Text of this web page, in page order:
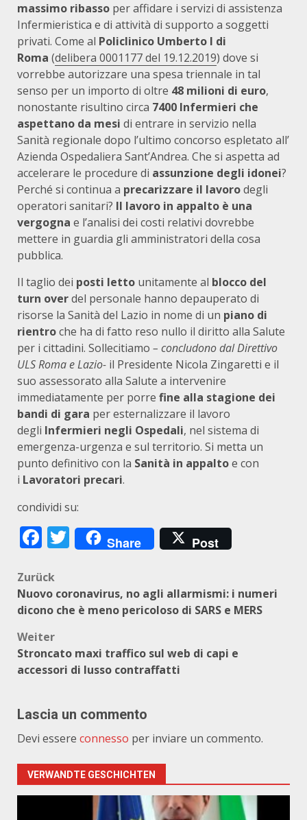
massimo ribasso per affidare i servizi di assistenza
Infermieristica e di attività di supporto a soggetti
privati. Come al Policlinico Umberto I di
Roma (delibera 0001177 del 19.12.2019) dove si
vorrebbe autorizzare una spesa triennale in tal
senso per un importo di oltre 48 milioni di euro,
nonostante risultino circa 7400 Infermieri che
aspettano da mesi di entrare in servizio nella
Sanità regionale dopo l’ultimo concorso espletato all’
Azienda Ospedaliera Sant’Andrea. Che si aspetta ad
accelerare le procedure di assunzione degli idonei?
Perché si continua a precarizzare il lavorodegli
operatori sanitari? Il lavoro in appalto è una
vergogna e l’analisi dei costi relativi dovrebbe
mettere in guardia gli amministratori della cosa
pubblica.
Il taglio dei posti letto unitamente al blocco del
turn overdel personale hanno depauperato di
risorse la Sanità del Lazio in nome di un piano di
rientroche ha di fatto reso nullo il diritto alla Salute
per i cittadini. Sollecitiamo – concludono dal Direttivo
ULS Roma e Lazio- il Presidente Nicola Zingaretti e il
suo assessorato alla Salute a intervenire
immediatamente per porre fine alla stagione dei
bandi di gara per esternalizzare il lavoro
degli Infermieri negli Ospedali, nel sistema di
emergenza-urgenza e sul territorio. Si metta un
punto definitivo con la Sanità in appaltoe con
i Lavoratori precari.
condividi su:
Facebook
Twitter
Share Post
Beitragsnavigation
Zurück
Nuovo coronavirus, no agli allarmismi: i numeri
dicono che è meno pericoloso di SARS e MERS
Weiter
Stroncato maxi traffico sul web di capi e
accessori di lusso contraffatti
Lascia un commento
Devi essere connesso per inviare un commento.
VERWANDTE GESCHICHTEN